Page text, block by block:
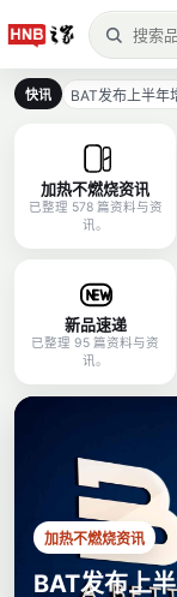
快讯 BAT发布上半年
加热不燃烧资讯
BAT发布上
加热不燃烧资讯
已整理 578 篇资料与资
讯。
新品速递
已整理 95 篇资料与资
讯。